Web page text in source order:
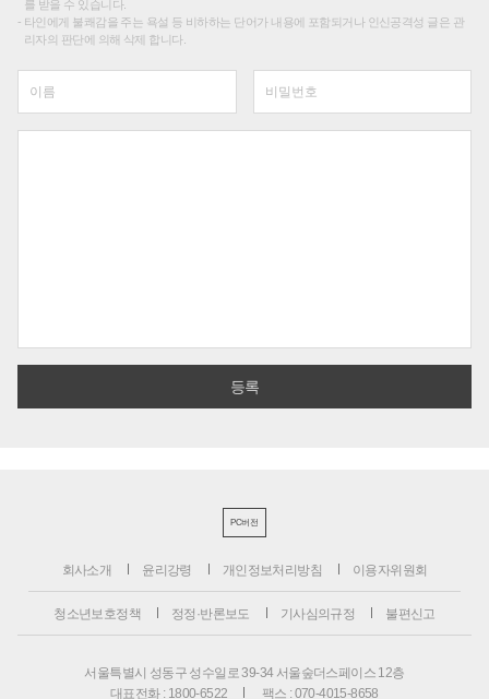
를 받을 수 있습니다.
타인에게 불쾌감을 주는 욕설 등 비하하는 단어가 내용에 포함되거나 인신공격성 글은 관
리자의 판단에 의해 삭제 합니다.
PC버전
회사소개 윤리강령 개인정보처리방침 이용자위원회
청소년보호정책 정정·반론보도 기사심의규정 불편신고
서울특별시 성동구 성수일로 39-34 서울숲더스페이스 12층
대표전화 : 1800-6522
팩스 : 070-4015-8658